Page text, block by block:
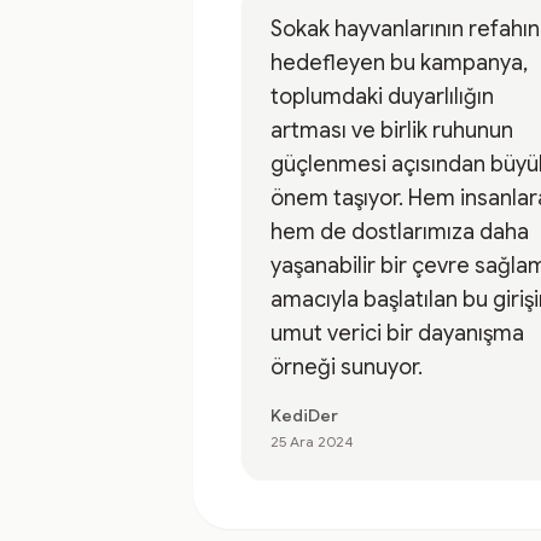
Sokak hayvanlarının
hedefleyen bu kampanya,
toplumdaki duyarlılığın
artması ve birlik ruhunun
güçlenmesi açısından
önem taşıyor. Hem
hem de dostlarımıza daha
yaşanabilir bir çevre
amacıyla başlatılan bu
umut verici bir dayanışma
örneği sunuyor.
KediDer
25 Ara 2024